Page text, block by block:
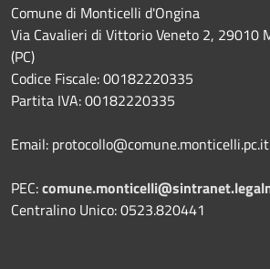
Comune di Monticelli d'Ongina
Via Cavalieri di Vittorio Veneto 2, 29010
(PC)
Codice Fiscale: 00182220335
Partita IVA: 00182220335
Email: protocollo@comune.monticelli.pc.it
PEC:
Centralino Unico: 0523.820441